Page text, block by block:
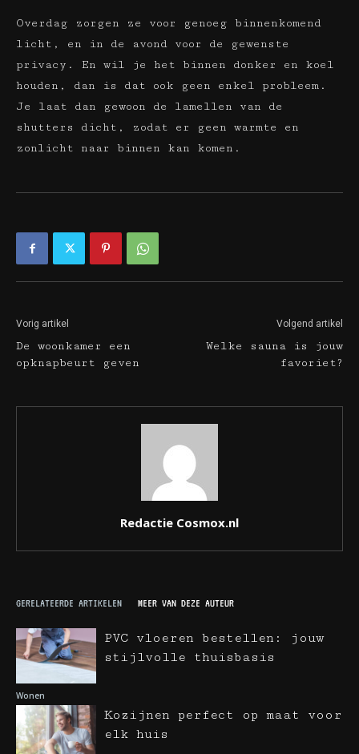
Overdag zorgen ze voor genoeg binnenkomend
licht, en in de avond voor de gewenste
privacy. En wil je het binnen donker en koel
houden, dan is dat ook geen enkel probleem.
Je laat dan gewoon de lamellen van de
shutters dicht, zodat er geen warmte en
zonlicht naar binnen kan komen.
Vorig artikel
De woonkamer een
opknapbeurt geven
Volgend artikel
Welke sauna is jouw
favoriet?
Redactie Cosmox.nl
GERELATEERDE ARTIKELEN MEER VAN DEZE AUTEUR
Wonen
PVC vloeren bestellen: jouw
stijlvolle thuisbasis
Kozijnen perfect op maat voor
elk huis